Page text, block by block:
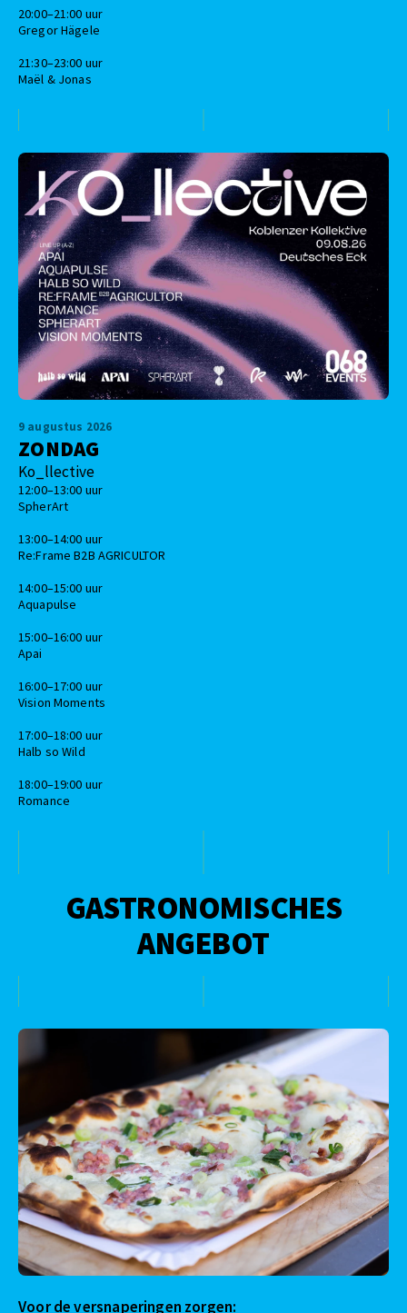
20:00–21:00 uur
Gregor Hägele
21:30–23:00 uur
Maël & Jonas
9 augustus 2026
ZONDAG
Ko_llective
12:00–13:00 uur
SpherArt
13:00–14:00 uur
Re:Frame B2B AGRICULTOR
14:00–15:00 uur
Aquapulse
15:00–16:00 uur
Apai
16:00–17:00 uur
Vision Moments
17:00–18:00 uur
Halb so Wild
18:00–19:00 uur
Romance
GASTRONOMISCHES
ANGEBOT
Voor de versnaperingen zorgen: